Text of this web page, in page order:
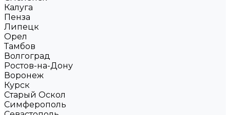
Калуга
Пенза
Липецк
Орел
Тамбов
Волгоград
Ростов-на-Дону
Воронеж
Курск
Старый Оскол
Симферополь